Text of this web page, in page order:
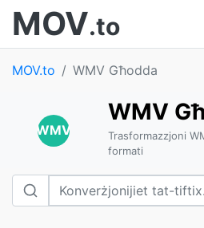
MOV.to
MOV.to WMV Għodda
WMV
WMV
Trasformazzjoni
formati